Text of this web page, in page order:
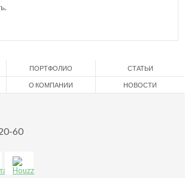
ПОРТФОЛИО СТАТЬИ
О КОМПАНИИ НОВОСТИ
60